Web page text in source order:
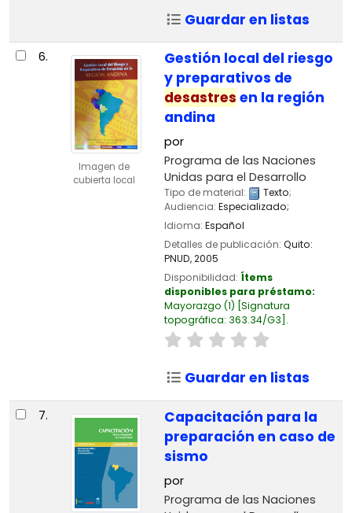
Guardar en listas
6.
Imagen de
cubierta local
Gestión local del riesgo
y preparativos de
desastres en la región
andina
por
Programa de las Naciones
Unidas para el Desarrollo
Tipo de material: Texto;
Audiencia: Especializado;
Idioma: Español
Detalles de publicación: Quito:
PNUD,2005
Disponibilidad: Ítems
disponibles para préstamo:
Mayorazgo (1) Signatura
topográfica: 363.34/G3 .
Guardar en listas
7.
Capacitación para la
preparación en caso de
sismo
por
Programa de las Naciones